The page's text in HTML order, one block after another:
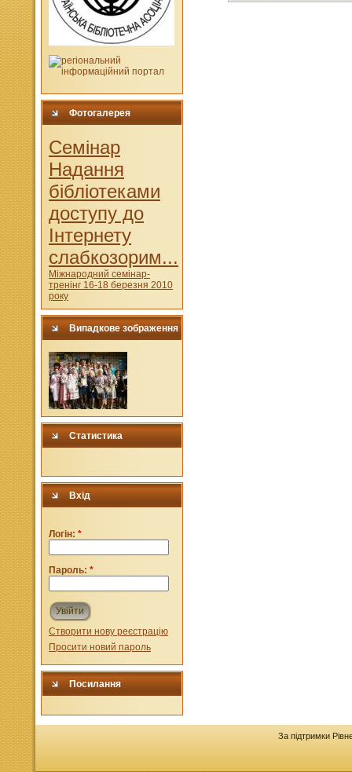
Фотогалерея
Cемінар
Надання
бібліотеками
доступу до
Інтернету
слабкозорим...
Міжнародний семінар-
тренінг 16-18 березня 2010
року
Випадкове зображення
Статистика
Вхід
Логін: *
Пароль: *
Увійти
Створити нову реєстрацію
Просити новий пароль
Посилання
За підтримки